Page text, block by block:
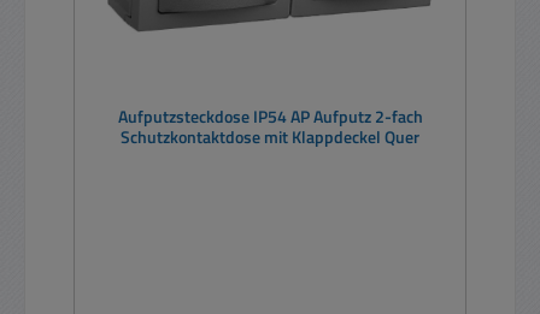
Aufputzsteckdose IP54 AP Aufputz 2-fach
Schutzkontaktdose mit Klappdeckel Quer